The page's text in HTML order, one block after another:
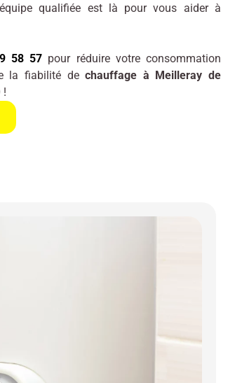
qualifiée est là pour vous aider à
58 57 pour réduire votre consommation
la fiabilité dechauffage à Meilleray de
!